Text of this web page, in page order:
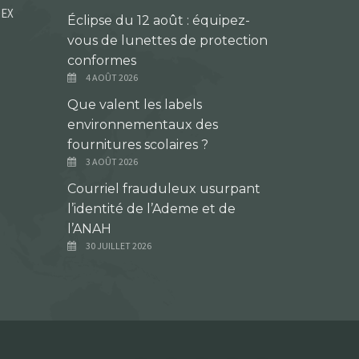
Éclipse du 12 août : équipez-
vous de lunettes de protection
conformes
4 AOÛT 2026
Que valent les labels
environnementaux des
fournitures scolaires ?
3 AOÛT 2026
Courriel frauduleux usurpant
l’identité de l’Ademe et de
l’ANAH
30 JUILLET 2026